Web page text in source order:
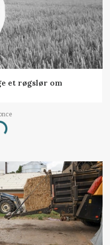
et røgslør om